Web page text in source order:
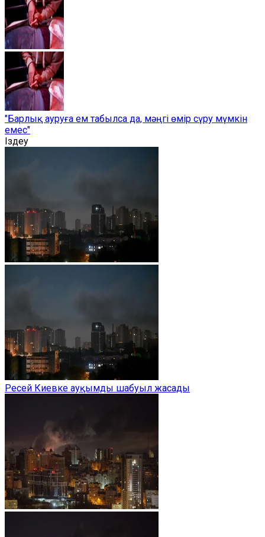
"Барлық ауруға ем табылса да, мәңгі өмір сүру мүмкін
емес"
Іздеу
Ресей Киевке ауқымды шабуыл жасады